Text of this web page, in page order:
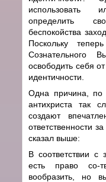
использовать
определить
беспокойства
Поскольку
Сознательного
освободить себя
идентичности.
Одна причина, по
антихриста так
создают
ответственности
сказал выше:
В соответствии
есть право со-
вообразить, но